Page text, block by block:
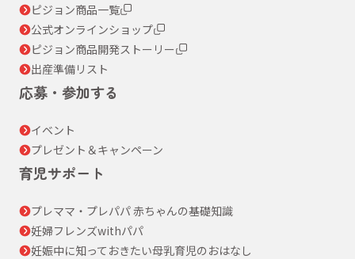
ピジョン商品一覧
公式オンラインショップ
ピジョン商品開発ストーリー
出産準備リスト
応募・参加する
イベント
プレゼント＆キャンペーン
育児サポート
プレママ・プレパパ 赤ちゃんの基礎知識
妊婦フレンズwithパパ
妊娠中に知っておきたい母乳育児のおはなし